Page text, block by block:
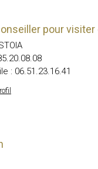
pour visiter
: 06.51.23.16.41